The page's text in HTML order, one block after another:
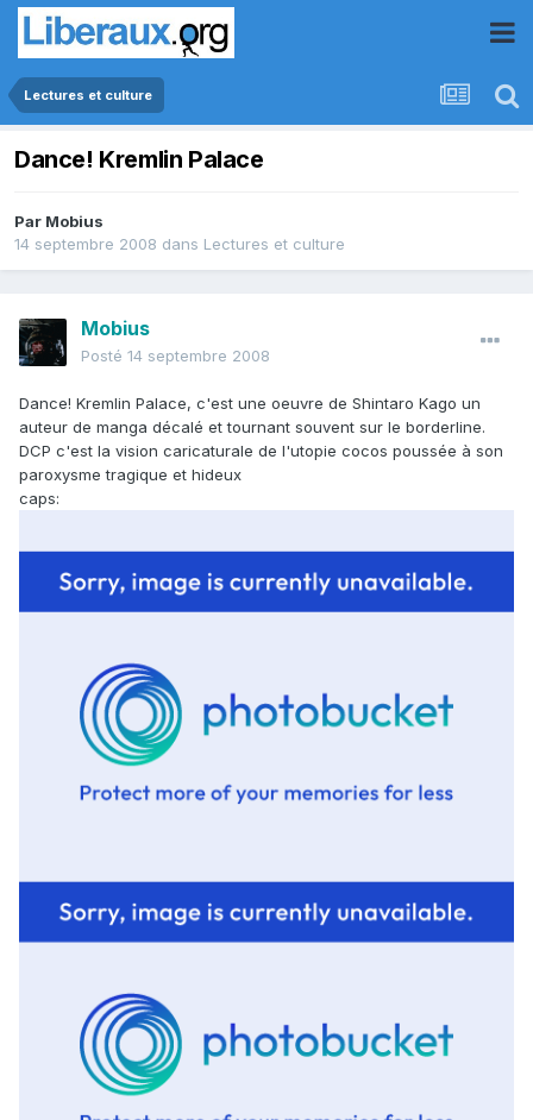
Lectures et culture
Dance! Kremlin Palace
Par Mobius
14 septembre 2008 dans Lectures et culture
Mobius
Posté 14 septembre 2008
Dance! Kremlin Palace, c'est une oeuvre de Shintaro Kago un
auteur de manga décalé et tournant souvent sur le borderline.
DCP c'est la vision caricaturale de l'utopie cocos poussée à son
paroxysme tragique et hideux
caps: